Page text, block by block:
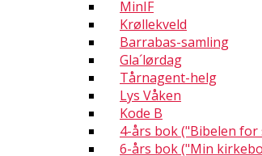
MinIF
Krøllekveld
Barrabas-samling
Gla´lørdag
Tårnagent-helg
Lys Våken
Kode B
4-års bok ("Bibelen for
6-års bok ("Min